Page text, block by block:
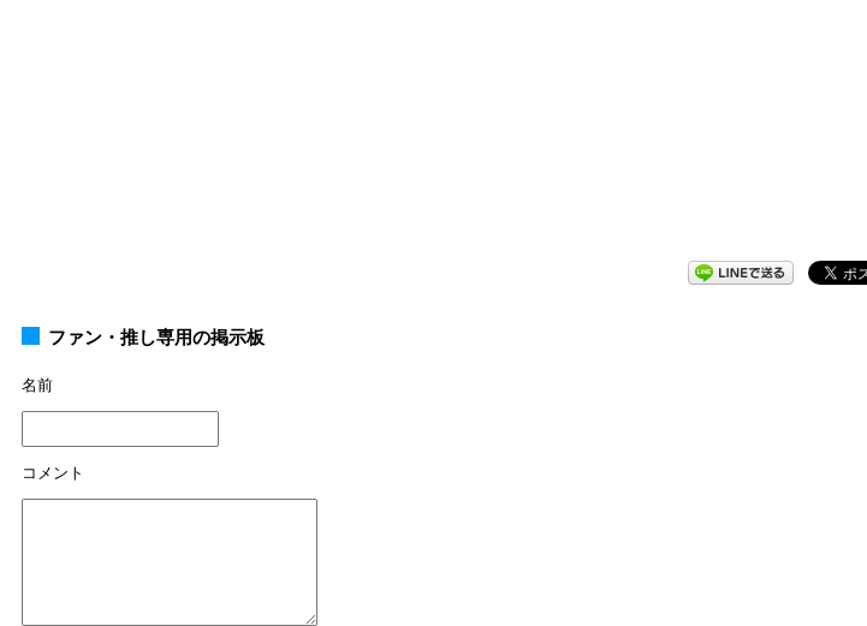
ファン・推し専用の掲示板
名前
コメント